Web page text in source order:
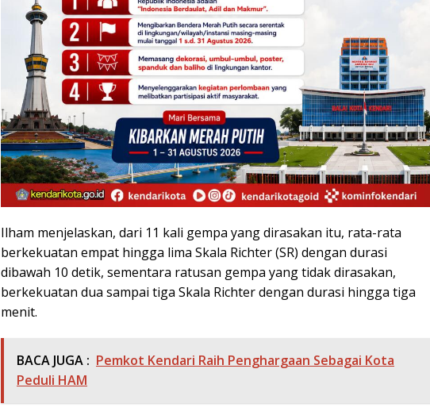
Ilham menjelaskan, dari 11 kali gempa yang dirasakan itu, rata-rata
berkekuatan empat hingga lima Skala Richter (SR) dengan durasi
dibawah 10 detik, sementara ratusan gempa yang tidak dirasakan,
berkekuatan dua sampai tiga Skala Richter dengan durasi hingga tiga
menit.
BACA JUGA : Pemkot Kendari Raih Penghargaan Sebagai Kota
Peduli HAM